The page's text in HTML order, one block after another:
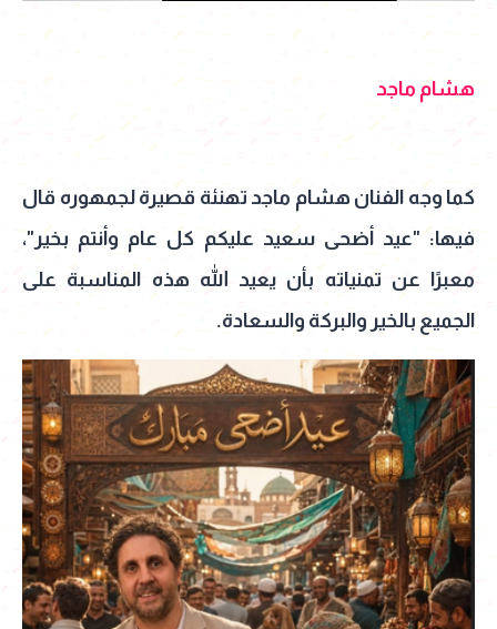
هشام ماجد
كما وجه الفنان هشام ماجد تهنئة قصيرة لجمهوره قال
فيها: "عيد أضحى سعيد عليكم كل عام وأنتم بخير"،
معبرًا عن تمنياته بأن يعيد الله هذه المناسبة على
الجميع بالخير والبركة والسعادة.